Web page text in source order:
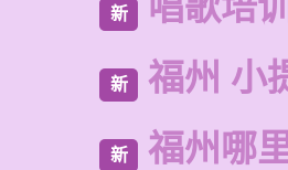
新
新 福州 小
新 福州哪